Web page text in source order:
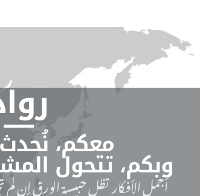
معكم، نُحدث
وبكم، تتحول
أجمل الأفكار تظل حبيسة الورق إن لم